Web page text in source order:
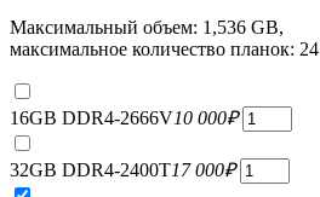
Максимальный объем: 1,536 GB,
максимальное количество планок: 24
16GB DDR4-2666V10 000₽
32GB DDR4-2400T17 000₽